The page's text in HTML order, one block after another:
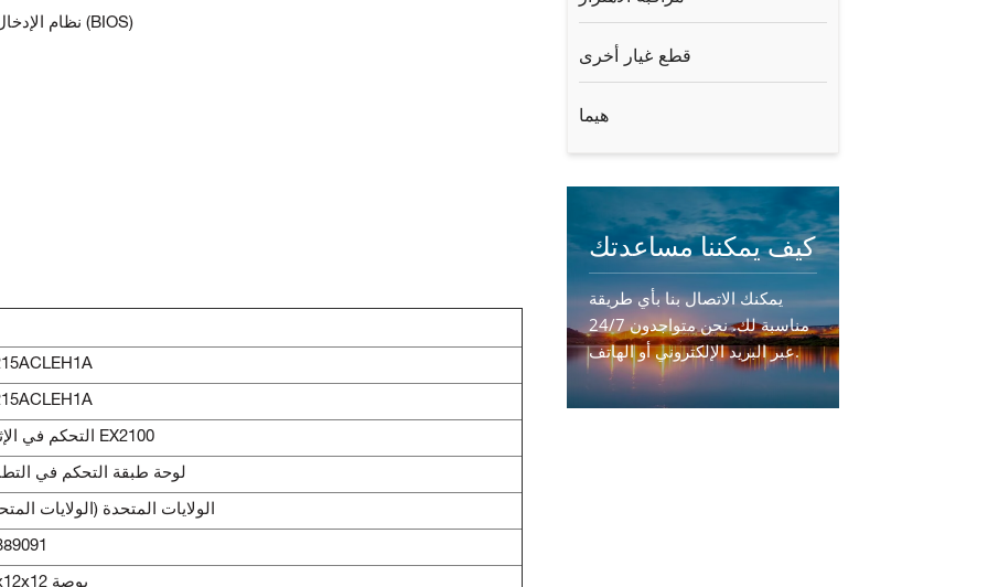
قطع غيار أخرى
هيما
كيف يمكننا مساعدتك
يمكنك الاتصال بنا بأي طريقة
مناسبة لك. نحن متواجدون 24/7
عبر البريد الإلكتروني أو الهاتف.
اتصل بنا
• نظام الإدخال/الإخراج الأساسي لذاكرة فلاش سعة 4 ميجابايت (BIOS)
التحكم في الإثارة EX2100
لوحة طبقة التحكم في
الولايات المتحدة (الولايات
18x12x12 بوصة